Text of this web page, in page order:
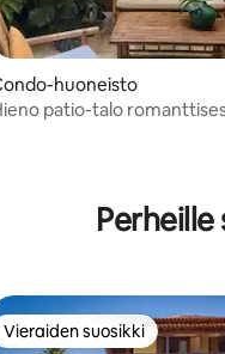
arvio 4,92/5, 108
huoneisto
patio-talo
Vieraiden suosikki
Vieraiden suosikki